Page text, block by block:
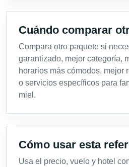
Cuándo comparar
Compara otro paquete si
garantizado, mejor categoría,
horarios más cómodos, mejor
o servicios específicos para
miel.
Cómo usar esta
Usa el precio, vuelo y hotel